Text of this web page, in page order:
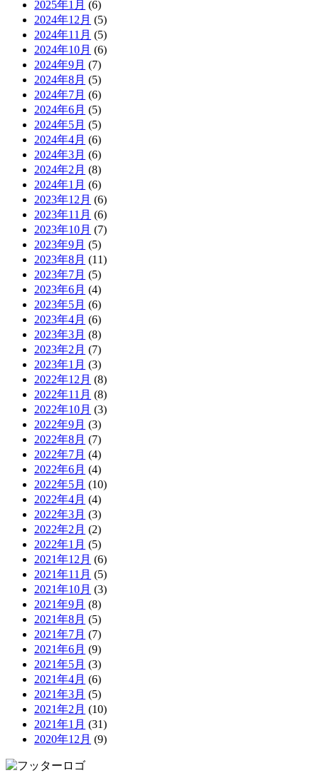
2025年1月 (6)
2024年12月 (5)
2024年11月 (5)
2024年10月 (6)
2024年9月 (7)
2024年8月 (5)
2024年7月 (6)
2024年6月 (5)
2024年5月 (5)
2024年4月 (6)
2024年3月 (6)
2024年2月 (8)
2024年1月 (6)
2023年12月 (6)
2023年11月 (6)
2023年10月 (7)
2023年9月 (5)
2023年8月 (11)
2023年7月 (5)
2023年6月 (4)
2023年5月 (6)
2023年4月 (6)
2023年3月 (8)
2023年2月 (7)
2023年1月 (3)
2022年12月 (8)
2022年11月 (8)
2022年10月 (3)
2022年9月 (3)
2022年8月 (7)
2022年7月 (4)
2022年6月 (4)
2022年5月 (10)
2022年4月 (4)
2022年3月 (3)
2022年2月 (2)
2022年1月 (5)
2021年12月 (6)
2021年11月 (5)
2021年10月 (3)
2021年9月 (8)
2021年8月 (5)
2021年7月 (7)
2021年6月 (9)
2021年5月 (3)
2021年4月 (6)
2021年3月 (5)
2021年2月 (10)
2021年1月 (31)
2020年12月 (9)